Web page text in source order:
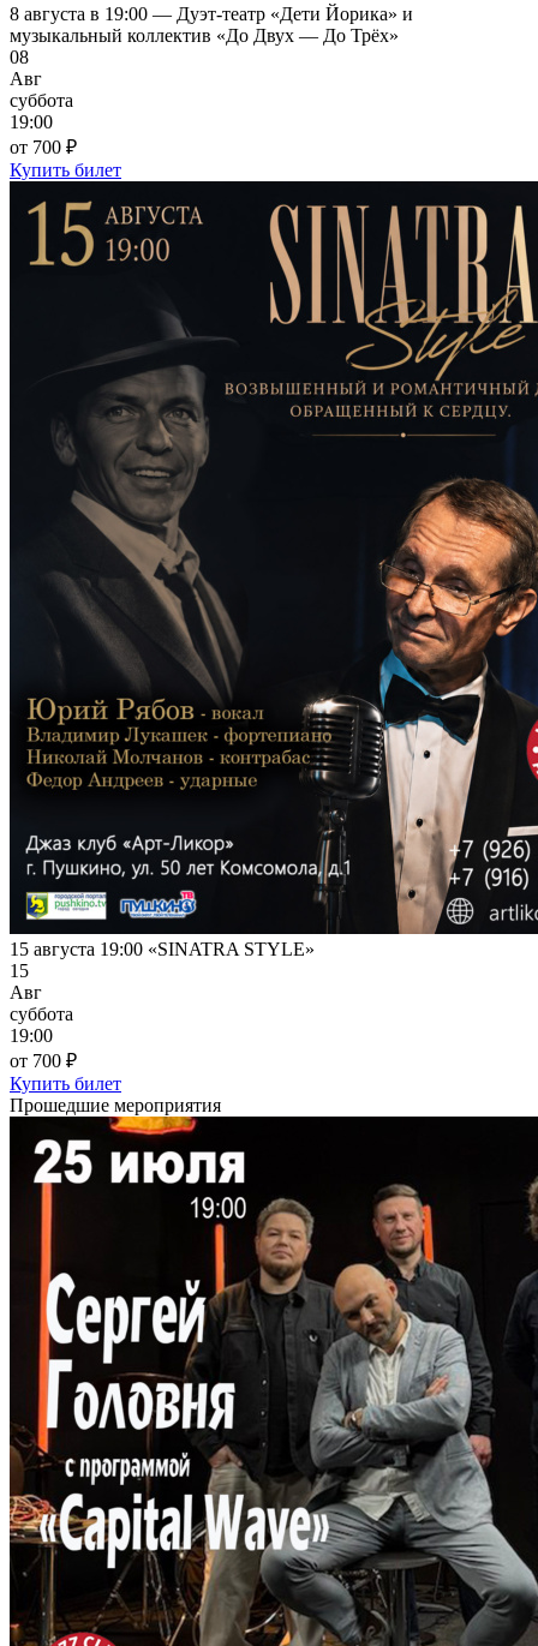
8 августа в 19:00 — Дуэт-театр «Дети Йорика» и
музыкальный коллектив «До Двух — До Трёх»
08
Авг
суббота
19:00
от 700 ₽
Купить билет
15 августа 19:00 «SINATRA STYLE»
15
Авг
суббота
19:00
от 700 ₽
Купить билет
Прошедшие мероприятия